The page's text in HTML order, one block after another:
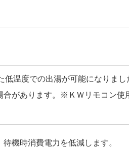
温度での出湯が可能になりまし
合があります。※ＫＷリモコン使
機時消費電力を低減します。